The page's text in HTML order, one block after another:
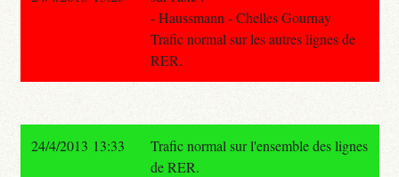
- Haussmann - Chelles Gournay
Trafic normal sur les autres lignes de
RER.
24/4/2013 13:33
Trafic normal sur l'ensemble des lignes
de RER.